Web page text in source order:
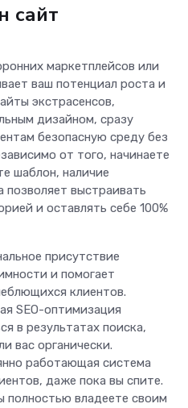
сайт
маркетплейсов или
ваш потенциал роста и
экстрасенсов,
дизайном, сразу
безопасную среду без
от того, начинаете
шаблон, наличие
позволяет выстраивать
и оставлять себе 100%
присутствие
и помогает
клиентов.
SEO-оптимизация
в результатах поиска,
вас органически.
работающая система
даже пока вы спите.
полностью владеете своим